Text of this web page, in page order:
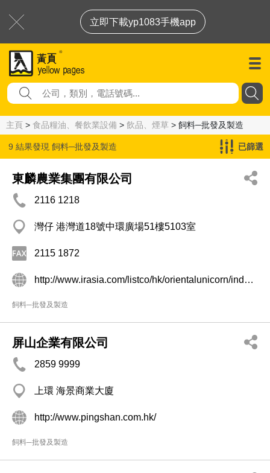
立即下載yp1083手機app
主頁 > 食品糧油、餐飲業設備 > 飲品、煙草 > 飼料─批發及製造
9 結果發現 飼料─批發及製造 已篩選
東麟農業集團有限公司
2116 1218
灣仔 港灣道18號中環廣場51樓5103室
2115 1872
http://www.irasia.com/listco/hk/orientalunicorn/index.htm
飼料─批發及製造
屏山企業有限公司
2859 9999
上環 海景商業大廈
http://www.pingshan.com.hk/
飼料─批發及製造